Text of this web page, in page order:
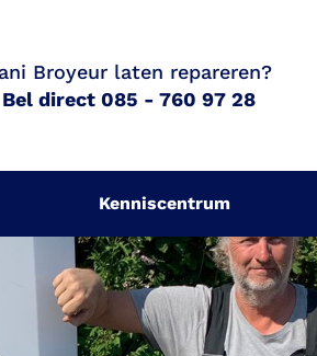
Broyeur laten repareren?
Bel direct 085 - 760 97 28
Kenniscentrum